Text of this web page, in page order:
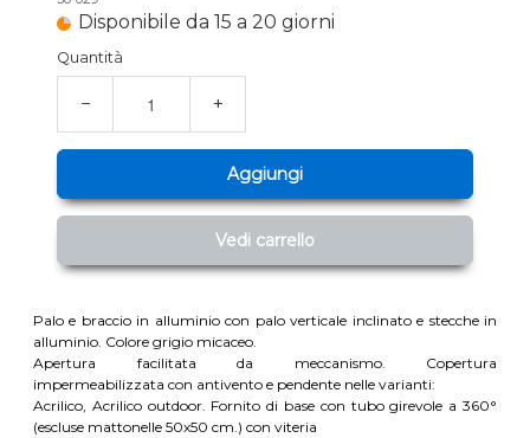
Disponibile da 15 a 20 giorni
Quantità
− +
Aggiungi
Vedi carrello
Palo e braccio in alluminio con palo verticale inclinato e stecche in
alluminio. Colore grigio micaceo.
Apertura facilitata da meccanismo. Copertura
impermeabilizzata con antivento e pendente nelle varianti:
Acrilico, Acrilico outdoor. Fornito di base con tubo girevole a 360°
(escluse mattonelle 50x50 cm.) con viteria